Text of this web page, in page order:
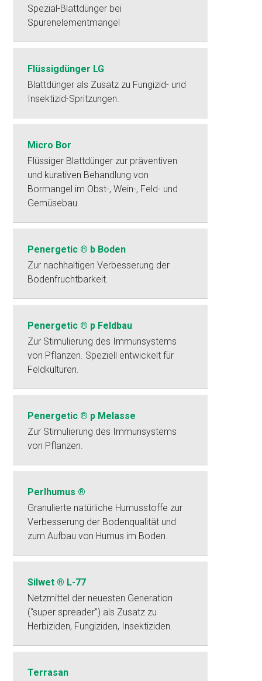
Spezial-Blattdünger bei
Spurenelementmangel
Flüssigdünger LG
Blattdünger als Zusatz zu Fungizid- und
Insektizid-Spritzungen.
Micro Bor
Flüssiger Blattdünger zur präventiven
und kurativen Behandlung von
Bormangel im Obst-, Wein-, Feld- und
Gemüsebau.
Penergetic ® b Boden
Zur nachhaltigen Verbesserung der
Bodenfruchtbarkeit.
Penergetic ® p Feldbau
Zur Stimulierung des Immunsystems
von Pflanzen. Speziell entwickelt für
Feldkulturen.
Penergetic ® p Melasse
Zur Stimulierung des Immunsystems
von Pflanzen.
Perlhumus ®
Granulierte natürliche Humusstoffe zur
Verbesserung der Bodenqualität und
zum Aufbau von Humus im Boden.
Silwet ® L-77
Netzmittel der neuesten Generation
(“super spreader”) als Zusatz zu
Herbiziden, Fungiziden, Insektiziden.
Terrasan